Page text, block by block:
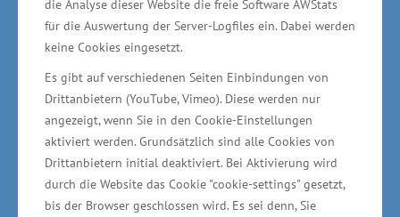
die Analyse dieser Website die freie Software AWStats
für die Auswertung der Server-Logfiles ein. Dabei werden
keine Cookies eingesetzt.
Es gibt auf verschiedenen Seiten Einbindungen von
Drittanbietern (YouTube, Vimeo). Diese werden nur
angezeigt, wenn Sie in den Cookie-Einstellungen
aktiviert werden. Grundsätzlich sind alle Cookies von
Drittanbietern initial deaktiviert. Bei Aktivierung wird
durch die Website das Cookie "cookie-settings" gesetzt,
bis der Browser geschlossen wird. Es sei denn, Sie
Campingunternehmen soll durch eine
Bündelung der Rechtsvorschriften eine
Vereinfachung der Verordnung erreicht werden.
„Insbesondere soll künftig die Errichtung fester
Campinghäuser/Tiny Houses bis zu 55
Quadratmeter Grundfläche sowie die
dauerhafte Aufstellung so genannter
Mobilheime und nicht fahrtauglicher